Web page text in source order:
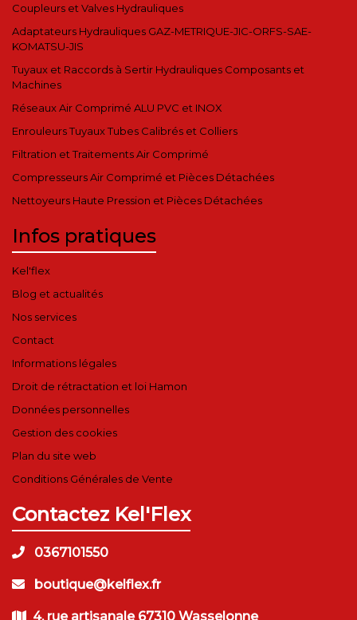
Coupleurs et Valves Hydrauliques
Adaptateurs Hydrauliques GAZ-METRIQUE-JIC-ORFS-SAE-
KOMATSU-JIS
Tuyaux et Raccords à Sertir Hydrauliques Composants et
Machines
Réseaux Air Comprimé ALU PVC et INOX
Enrouleurs Tuyaux Tubes Calibrés et Colliers
Filtration et Traitements Air Comprimé
Compresseurs Air Comprimé et Pièces Détachées
Nettoyeurs Haute Pression et Pièces Détachées
Infos pratiques
Kel'flex
Blog et actualités
Nos services
Contact
Informations légales
Droit de rétractation et loi Hamon
Données personnelles
Gestion des cookies
Plan du site web
Conditions Générales de Vente
Contactez Kel'Flex
0367101550
boutique@kelflex.fr
4, rue artisanale 67310 Wasselonne